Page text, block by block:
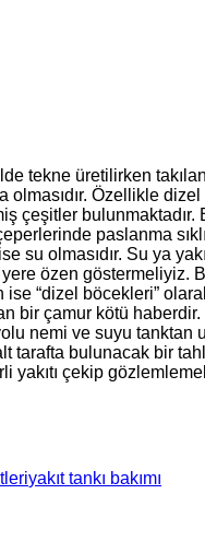
tekne üretilirken
Özellikle
çeşitler
paslanma
su olmasıdır. Su ya
yere özen
“dizel böcekleri”
bir çamur kötü
nemi ve suyu tanktan
tarafta bulunacak bir
çekip
yakıt tankı bakımı